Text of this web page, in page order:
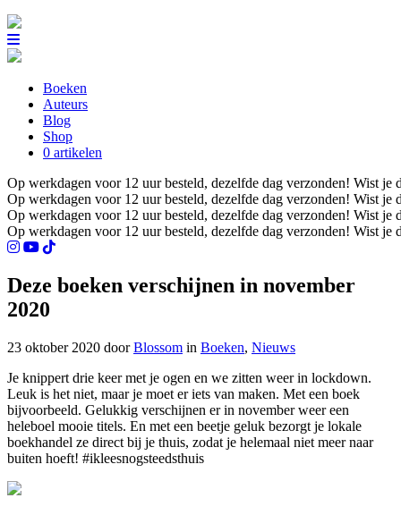
Boeken
Auteurs
Blog
Shop
0 artikelen
Op werkdagen voor 12 uur besteld, dezelfde dag verzonden! Wist je
Op werkdagen voor 12 uur besteld, dezelfde dag verzonden! Wist je
Op werkdagen voor 12 uur besteld, dezelfde dag verzonden! Wist je
Op werkdagen voor 12 uur besteld, dezelfde dag verzonden! Wist je
Deze boeken verschijnen in november
2020
23 oktober 2020 doorBlossom in Boeken, Nieuws
Je knippert drie keer met je ogen en we zitten weer in lockdown.
Leuk is het niet, maar je moet er iets van maken. Met een boek
bijvoorbeeld. Gelukkig verschijnen er in november weer een
heleboel mooie titels. En met een beetje geluk bezorgt je lokale
boekhandel ze direct bij je thuis, zodat je helemaal niet meer naar
buiten hoeft! #ikleesnogsteedsthuis